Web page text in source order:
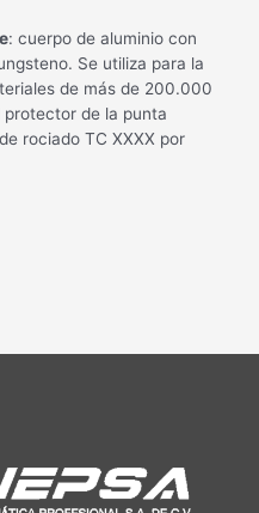
: cuerpo de aluminio con
Se utiliza para la
de más de 200.000
de la punta
rociado TC XXXX por